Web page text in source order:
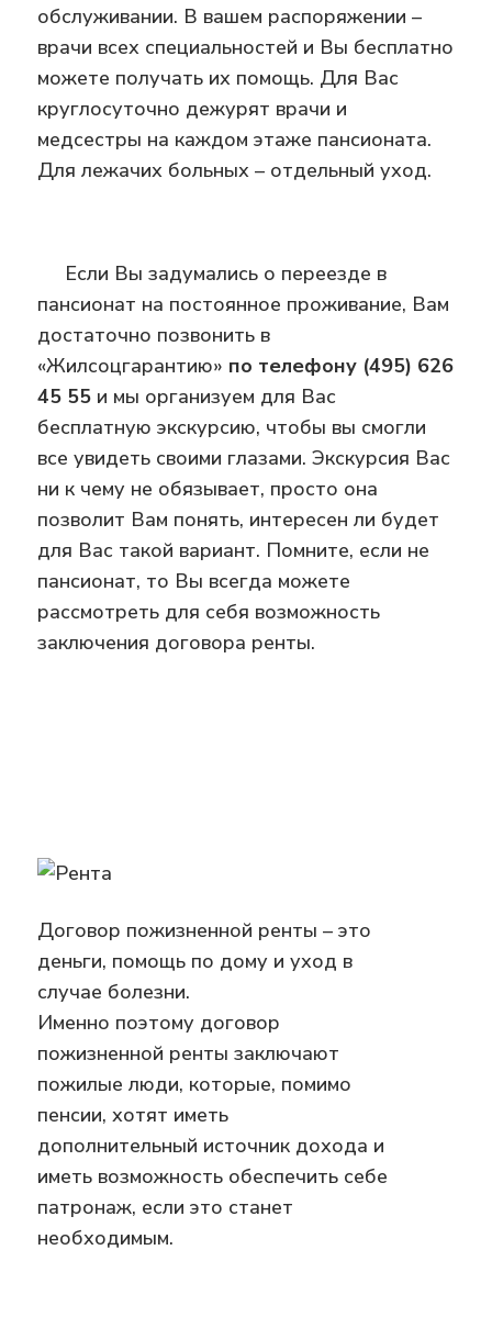
обслуживании. В вашем распоряжении –
врачи всех специальностей и Вы бесплатно
можете получать их помощь. Для Вас
круглосуточно дежурят врачи и
медсестры на каждом этаже пансионата.
Для лежачих больных – отдельный уход.
Если Вы задумались о переезде в
пансионат на постоянное проживание, Вам
достаточно позвонить в
«Жилсоцгарантию» по телефону (495) 626
45 55и мы организуем для Вас
бесплатную экскурсию, чтобы вы смогли
все увидеть своими глазами. Экскурсия Вас
ни к чему не обязывает, просто она
позволит Вам понять, интересен ли будет
для Вас такой вариант. Помните, если не
пансионат, то Вы всегда можете
рассмотреть для себя возможность
заключения договора ренты.
Договор пожизненной ренты – это
деньги, помощь по дому и уход в
случае болезни.
Именно поэтому договор
пожизненной ренты заключают
пожилые люди, которые, помимо
пенсии, хотят иметь
дополнительный источник дохода и
иметь возможность обеспечить себе
патронаж, если это станет
необходимым.